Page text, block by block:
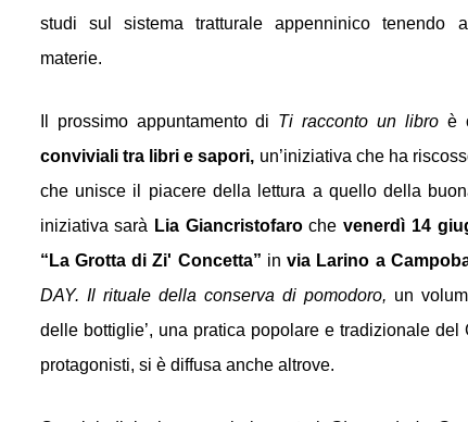
studi sul sistema tratturale appenninico tenendo
materie.
Il prossimo appuntamento di Ti racconto un libro è
conviviali tra libri e sapori, un’iniziativa che ha
che unisce il piacere della lettura a quello della
iniziativa sarà Lia Giancristofaro che venerdì 14
“La Grotta di Zi' Concetta” in via Larino a
DAY. Il rituale della conserva di pomodoro, un
delle bottiglie’, una pratica popolare e tradizionale
protagonisti, si è diffusa anche altrove.